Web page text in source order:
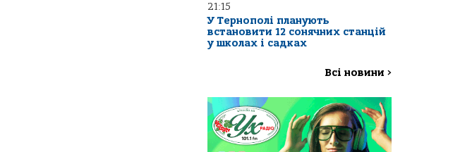
21:15
У Тернополі планують
встановити 12 сонячних станцій
у школах і садках
Всі новини >